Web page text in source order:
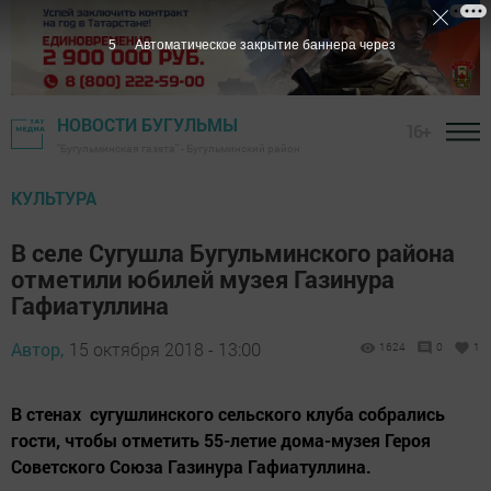
НОВОСТИ БУГУЛЬМЫ
КУЛЬТУРА
В селе Сугушла Бугульминского района
отметили юбилей музея Газинура
Гафиатуллина
Автор, 15 октября 2018 - 13:00 1624 0 1
В стенах сугушлинского сельского клуба собрались
гости, чтобы отметить 55-летие дома-музея Героя
Советского Союза Газинура Гафиатуллина.
4 Автоматическое закрытие баннера через